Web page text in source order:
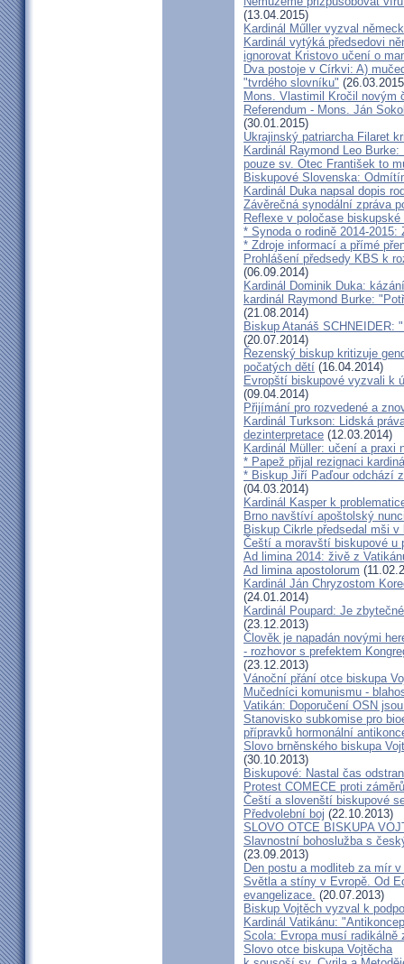
(13.04.2015)
Kardinál Műller vyzval
Kardinál vytýká předsedovi
ignorovat Kristovo učení o
Dva postoje v Církvi: A)
"tvrdého slovníku"
Mons. Vlastimil Kročil novým
Referendum - Mons. Ján
(30.01.2015)
Ukrajinský patriarcha Filaret
Kardinál Raymond Leo
pouze sv. Otec František to
Biskupové Slovenska:
Kardinál Duka napsal dopis
Závěrečná synodální zpráva
Reflexe v poločase
* Synoda o rodině 2014-2015:
* Zdroje informací a přímé
Prohlášení předsedy KBS k
(06.09.2014)
Kardinál Dominik Duka:
kardinál Raymond Burke:
(21.08.2014)
Biskup Atanáš
(20.07.2014)
Řezenský biskup kritizuje
počatých dětí (16.04.2014)
Evropští biskupové vyzvali k
(09.04.2014)
Přijímání pro rozvedené a
Kardinál Turkson: Lidská
dezinterpretace (12.03.2014)
Kardinál Müller: učení a praxi
* Papež přijal rezignaci
* Biskup Jiří Paďour odchází
(04.03.2014)
Kardinál Kasper k
Brno navštíví apoštolský
Biskup Cikrle předsedal mši
Čeští a moravští biskupové u
Ad limina 2014: živě z
Ad limina apostolorum
Kardinál Ján Chryzostom
(24.01.2014)
Kardinál Poupard: Je
(23.12.2013)
Člověk je napadán novými
- rozhovor s prefektem
(23.12.2013)
Vánoční přání otce biskupa
Mučedníci komunismu -
Vatikán: Doporučení OSN
Stanovisko subkomise pro
přípravků hormonální
Slovo brněnského biskupa
(30.10.2013)
Biskupové: Nastal čas
Protest COMECE proti
Čeští a slovenští biskupové
Předvolební boj (22.10.2013)
SLOVO OTCE BISKUPA
Slavnostní bohoslužba s
(23.09.2013)
Den postu a modliteb za mír
Světla a stíny v Evropě. Od
evangelizace. (20.07.2013)
Biskup Vojtěch vyzval k
Kardinál Vatikánu:
Scola: Evropa musí
Slovo otce biskupa Vojtěcha